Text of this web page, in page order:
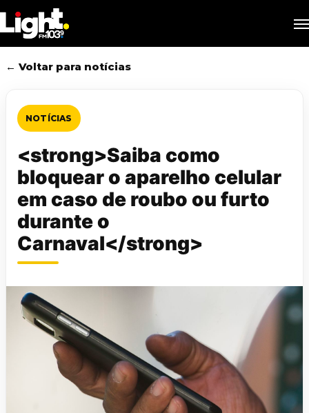
to
main
content
← Voltar para notícias
NOTÍCIAS
<strong>Saiba como
bloquear o aparelho celular
em caso de roubo ou furto
durante o
Carnaval</strong>